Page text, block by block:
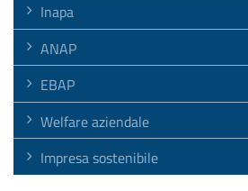
Inapa
ANAP
EBAP
Welfare aziendale
Impresa sostenibile